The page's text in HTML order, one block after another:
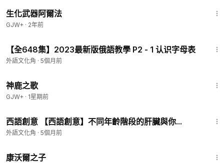
生化武器阿爾法
GJW+ · 2年前
【全648集】2023最新版俄語教學 P2 - 1 认识字母表
外語文化角 · 5個月前
神鹿之歌
GJW+ · 1星期前
西語創意 【西語創意】不同年齡階段的肝臟與你...
外語文化角 · 5個月前
康沃爾之子